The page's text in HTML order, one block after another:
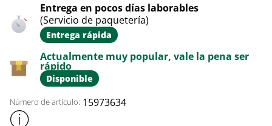
Entrega en pocos días laborables
(Servicio de paquetería)
Entrega rápida
Actualmente muy popular, vale la pena ser
rápido
Disponible
Número de artículo: 15973634
Mostrar más información sobre el producto